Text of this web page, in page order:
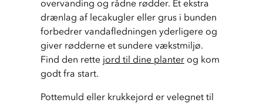
overvanding og rådne rødder. Et ekstra
drænlag af lecakugler eller grus i bunden
forbedrer vandafledningen yderligere og
giver rødderne et sundere vækstmiljø.
Find den rette jord til dine planter og kom
godt fra start.
Pottemuld eller krukkejord er velegnet til